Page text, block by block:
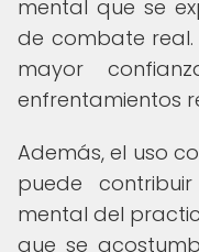
mental que se
de combate real.
mayor
enfrentamientos
Además, el uso
puede
mental del
que se